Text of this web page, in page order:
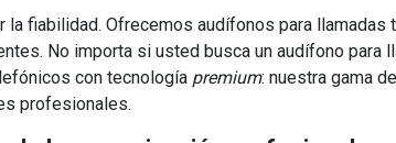
la fiabilidad. Ofrecemos audífonos para llamadas
No importa si usted busca un audífono para
con tecnología premium: nuestra gama
profesionales.